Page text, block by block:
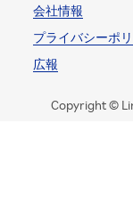
会社情報
プライバシーポ
広報
Copyright ©